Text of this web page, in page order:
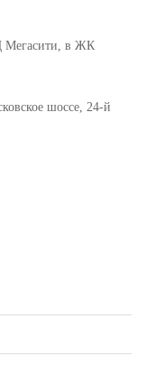
Мегасити, в ЖК
шоссе, 24-й